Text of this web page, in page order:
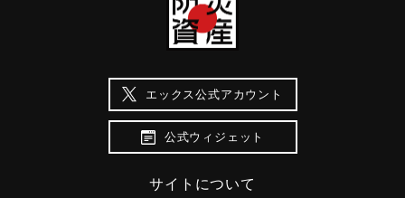
エックス公式アカウント
公式ウィジェット
サイトについて